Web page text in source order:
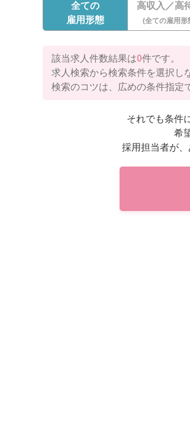
全ての
雇用形態
高収入／高
(全ての雇用形
該当求人件数結果は0件です。
求人検索から検索条件を選択し
検索のコツは、広めの条件指定
それでも条件
希
採用担当者が